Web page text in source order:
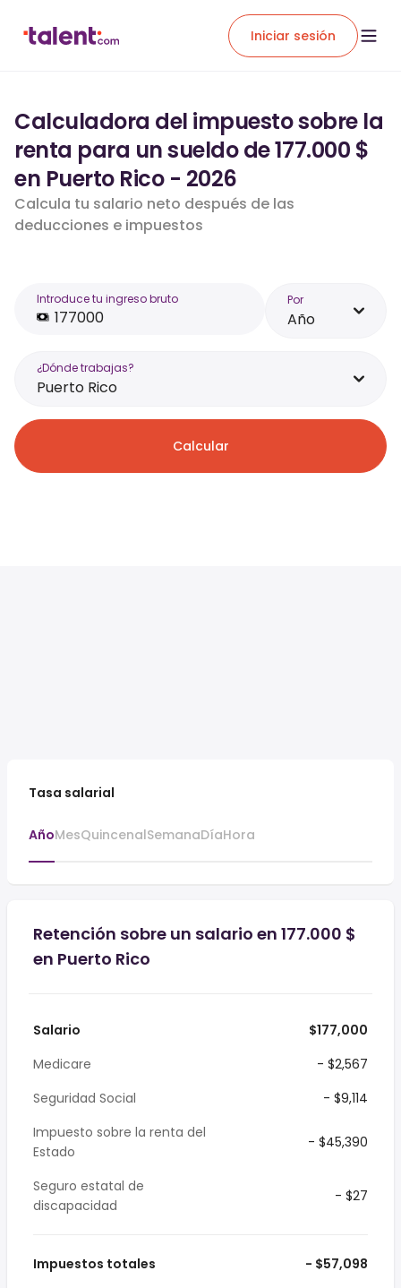
Iniciar sesión
Calculadora del impuesto sobre la
renta para un sueldo de 177.000 $
en Puerto Rico - 2026
Calcula tu salario neto después de las
deducciones e impuestos
Introduce tu ingreso bruto Por
Año
¿Dónde trabajas?
Puerto Rico
Calcular
Tasa salarial
AñoMesQuincenalSemanaDíaHora
Retención sobre un salario en 177.000 $
en Puerto Rico
Salario
$177,000
Medicare
- $2,567
Seguridad Social
- $9,114
Impuesto sobre la renta del
Estado
- $45,390
Seguro estatal de
discapacidad
- $27
Impuestos totales - $57,098